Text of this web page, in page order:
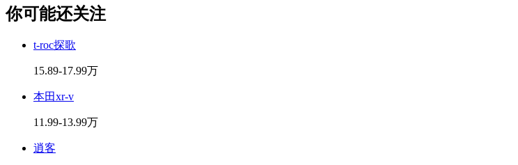
你可能还关注
t-roc探歌
15.89-17.99万
本田xr-v
11.99-13.99万
逍客